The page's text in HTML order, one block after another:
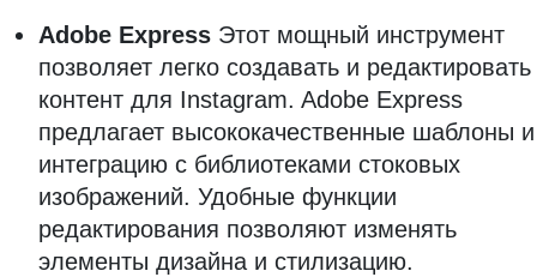
Adobe Express Этот мощный инструмент
позволяет легко создавать и редактировать
контент для Instagram. Adobe Express
предлагает высококачественные шаблоны и
интеграцию с библиотеками стоковых
изображений. Удобные функции
редактирования позволяют изменять
элементы дизайна и стилизацию.